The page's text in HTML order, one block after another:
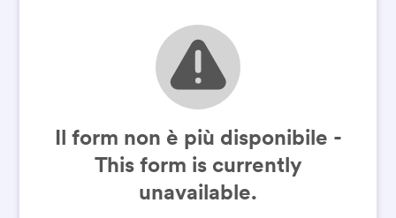
Il form non è più disponibile -
This form is currently
unavailable.